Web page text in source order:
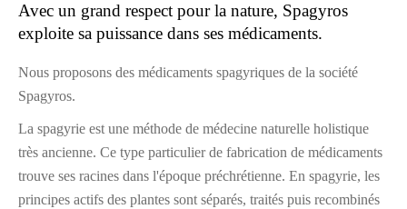
Avec un grand respect pour la nature, Spagyros
exploite sa puissance dans ses médicaments.
Nous proposons des médicaments spagyriques de la société
Spagyros.
La spagyrie est une méthode de médecine naturelle holistique
très ancienne. Ce type particulier de fabrication de médicaments
trouve ses racines dans l'époque préchrétienne. En spagyrie, les
principes actifs des plantes sont séparés, traités puis recombinés